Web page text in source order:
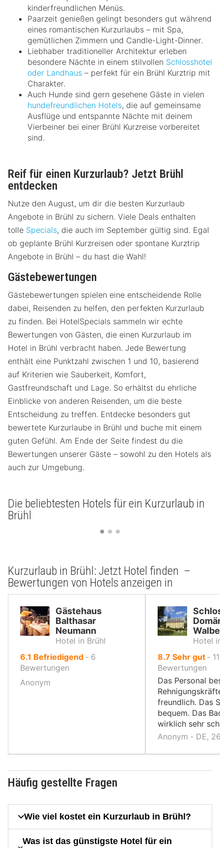
kinderfreundlichen Menüs.
Paarzeit genießen gelingt besonders gut während
eines romantischen Kurzurlaubs – mit Spa,
gemütlichen Zimmern und Candle-Light-Dinner.
Liebhaber traditioneller Architektur erleben
besondere Nächte in einem stilvollen Schlosshotel
oder Landhaus – perfekt für ein Brühl Kurztrip mit
Charakter.
Auch Hunde sind gern gesehene Gäste in vielen
hundefreundlichen Hotels, die auf gemeinsame
Ausflüge und entspannte Nächte mit deinem
Vierbeiner bei einer Brühl Kurzreise vorbereitet
sind.
Reif für einen Kurzurlaub? Jetzt Brühl
entdecken
Nutze den August, um dir die besten Kurzurlaub
Angebote in Brühl zu sichern. Viele Deals enthalten
tolle Specials, die auch im September gültig sind. Egal
ob geplante Brühl Kurzreisen oder spontane Kurztrip
Angebote in Brühl – du hast die Wahl!
Gästebewertungen
Gästebewertungen spielen eine entscheidende Rolle
dabei, Reisenden zu helfen, den perfekten Kurzurlaub
zu finden. Bei HotelSpecials sammeln wir echte
Bewertungen von Gästen, die einen Kurzurlaub im
Hotel in Brühl verbracht haben. Jede Bewertung
enthält eine Punktzahl zwischen 1 und 10, basierend
auf Kriterien wie Sauberkeit, Komfort,
Gastfreundschaft und Lage. So erhältst du ehrliche
Einblicke von anderen Reisenden, um die beste
Entscheidung zu treffen. Entdecke besonders gut
bewertete Kurzurlaube in Brühl und buche mit einem
guten Gefühl. Am Ende der Seite findest du die
Bewertungen unserer Gäste – sowohl zu den Hotels als
auch zur Umgebung.
Die beliebtesten Hotels für ein Kurzurlaub in
Brühl
Kurzurlaub in Brühl: Jetzt Hotel finden –
Bewertungen von Hotels anzeigen in
Gästehaus
Balthasar
Neumann
Hotel in Brühl
6.1 von
10,
Befriedigend ‐ 6
Bewertungen
Anonym
Hotel
8.7 von
10,
Sehr gut ‐ 11
Bewertungen
Das Personal
freundlich. Das
bequem. Das
wirklich sehr
Anonym ‐ DE,
Häufig gestellte Fragen
Wie viel kostet ein Kurzurlaub in Brühl?
Was ist das günstigste Hotel für ein